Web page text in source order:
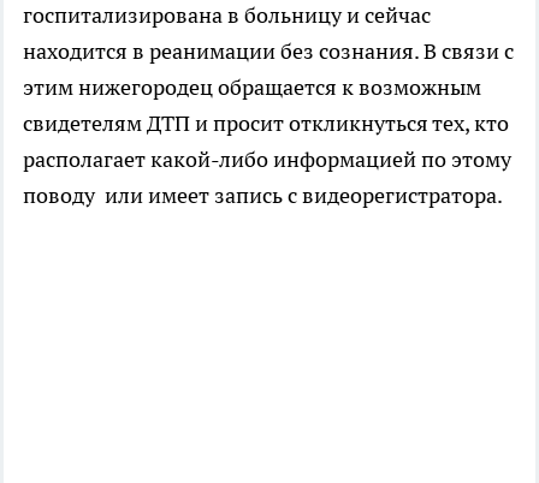
госпитализирована в больницу и сейчас
находится в реанимации без сознания. В связи с
этим нижегородец обращается к возможным
свидетелям ДТП и просит откликнуться тех, кто
располагает какой-либо информацией по этому
поводу или имеет запись с видеорегистратора.